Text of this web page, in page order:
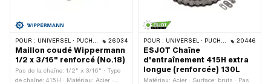
POUR : UNIVERSEL · PUCH · SACHS · PONY / CILO (BÊTA 521 & 512) · ZÜNDAPP BELMONDO · TOMOS · BYE BIKE 26034
Maillon coudé Wippermann
1/2 x 3/16" renforcé (No.18)
Pas de la chaîne: 1/2" x 3/16" · Type
de chaîne: 415H · Matériau: Acier ·
POUR : UNIVERSEL · PUCH · SACHS · PONY / CILO (BÊTA 521 & 512) · ZÜNDAPP BELMONDO · TOMOS · BYE BIKE 20446
ESJOT Chaîne
d'entraînement 415H extra
longue (renforcée) 130L
Matériau: Acier · Surface: bruts · Pas